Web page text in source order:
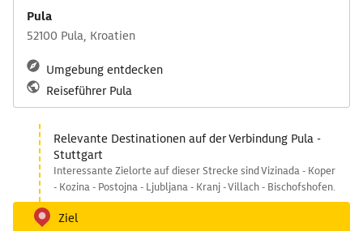
Pula
52100 Pula, Kroatien
Umgebung entdecken
Reiseführer Pula
Relevante Destinationen auf der Verbindung Pula -
Stuttgart
Interessante Zielorte auf dieser Strecke sind Vizinada - Koper
- Kozina - Postojna - Ljubljana - Kranj - Villach - Bischofshofen.
Ziel